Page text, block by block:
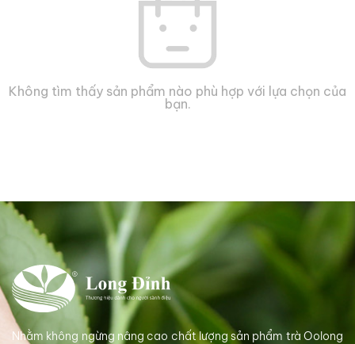
Không tìm thấy sản phẩm nào phù hợp với lựa chọn của
bạn.
Nhằm không ngừng nâng cao chất lượng sản phẩm trà Oolong